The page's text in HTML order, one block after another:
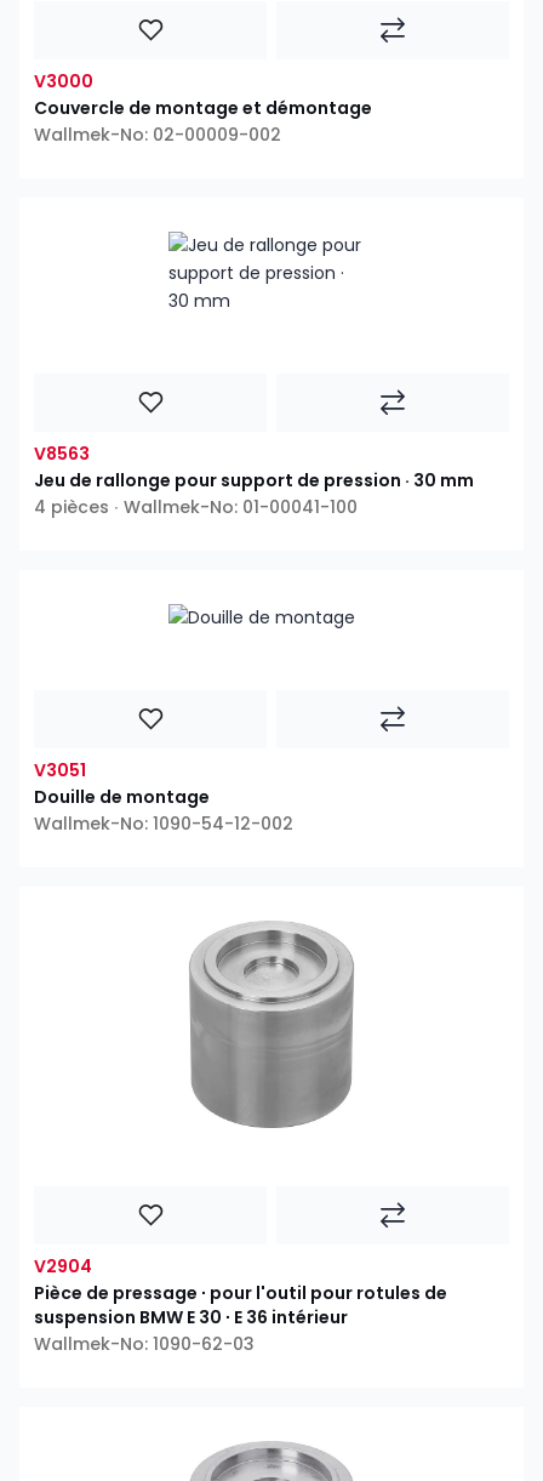
V3000
Couvercle de montage et démontage
Wallmek-No: 02-00009-002
V8563
Jeu de rallonge pour support de pression · 30 mm
4 pièces ∙ Wallmek-No: 01-00041-100
V3051
Douille de montage
Wallmek-No: 1090-54-12-002
V2904
Pièce de pressage ∙ pour l'outil pour rotules de
suspension BMW E 30 ∙ E 36 intérieur
Wallmek-No: 1090-62-03